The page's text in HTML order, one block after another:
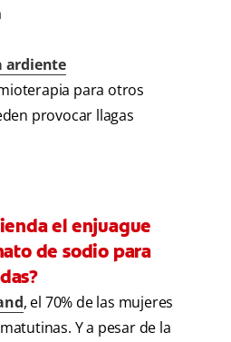
ardiente
para otros
provocar llagas
el enjuague
de sodio para
, el 70% de las mujeres
Y a pesar de la